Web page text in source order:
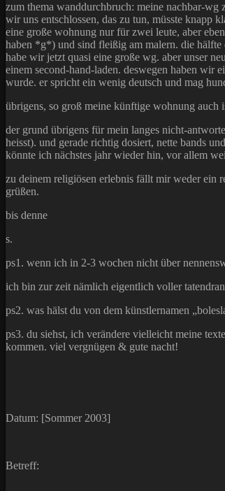
zum thema wanddurchbruch: meine nachbar-
wir uns entschlossen, das zu tun, müsste knapp
eine große wohnung nur für zwei leute, aber
haben *g*) und sind fleißig am malern. die hälfte
habe wir jetzt quasi eine große wg. aber unser
einem second-hand-laden. deswegen haben wir
wurde. er spricht ein wenig deutsch und mag
übrigens, so groß meine künftige wohnung auch
der grund übrigens für mein langes nicht-
heisst). und gerade richtig dosiert, nette bands
könnte ich nächstes jahr wieder hin, vor allem
zu deinem religiösen erlebnis fällt mir weder ein
grüßen.
bis denne
s.
ps1. wenn ich in 2-3 wochen nicht über
ich bin zur zeit nämlich eigentlich voller
ps2. was hälst du von dem künstlernamen
ps3. du siehst, ich verändere vielleicht meine
kommen. viel vergnügen & gute nacht!
Datum: [Sommer 2003]
Betreff: